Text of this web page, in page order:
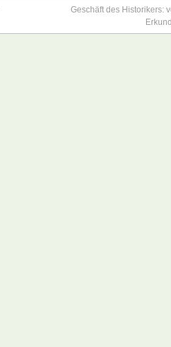
Geschäft des Historikers: